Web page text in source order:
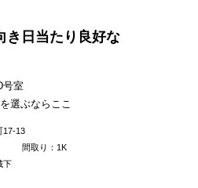
き日当たり良好な
室
選ぶならここ
17-13
間取り：1K
下